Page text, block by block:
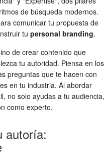
de búsqueda modernos.
comunicar tu propuesta de
tu personal branding.
de crear contenido que
tu autoridad. Piensa en los
preguntas que te hacen con
en tu industria. Al abordar
no solo ayudas a tu audiencia,
como experto.
autoría: